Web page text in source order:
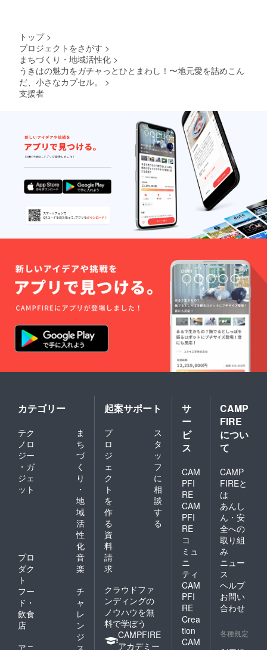
トップ >
プロジェクトをさがす >
まちづくり・地域活性化 >
うきはの魅力をガチャっとひとまわし！〜地元愛を詰めこん
だ、小さなカプセル。
>
支援者
カテゴリー
テク
ノロ
ジー
・ガ
ジェ
ット
ま
ち
づ
く
り
・
地
域
活
性
化
プロ
ダク
ト
音
楽
フー
ド・
飲食
店
チ
ャ
レ
ン
ジ
アニ
ス
起案サポート
プ
ロ
ジ
ェ
ク
ト
を
作
る
ス
タ
ッ
フ
に
相
談
す
る
資
料
請
求
クラウドファ
ンディングの
ノウハウを無
料で学ぼう
CAMPFIRE
アカデミー
サ
ー
ビ
ス
CAM
PFI
RE
CAM
PFI
RE
コ
ミュ
ニ
ティ
CAM
PFI
RE
Crea
tion
CAM
CAMP
FIRE
につい
て
CAMP
FIREと
は
あんし
ん・安
全への
取り組
み
ニュー
ス
ヘルプ
お問い
合わせ
各種規定